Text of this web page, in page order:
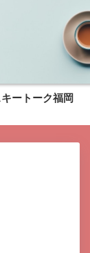
ートーク福岡